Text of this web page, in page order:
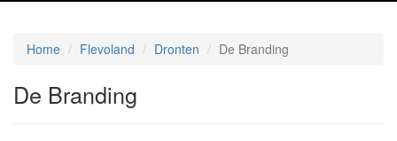
Home Flevoland Dronten De Branding
De Branding